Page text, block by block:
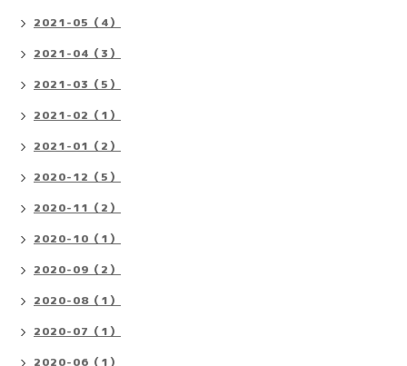
2021-05（4）
2021-04（3）
2021-03（5）
2021-02（1）
2021-01（2）
2020-12（5）
2020-11（2）
2020-10（1）
2020-09（2）
2020-08（1）
2020-07（1）
2020-06（1）